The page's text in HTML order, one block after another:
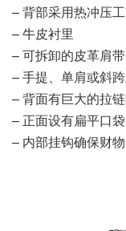
– 背部采用热冲压
– 牛皮衬里
– 可拆卸的皮革肩带
– 手提、单肩或斜
– 背面有巨大的拉
– 正面设有扁平口
– 内部挂钩确保财